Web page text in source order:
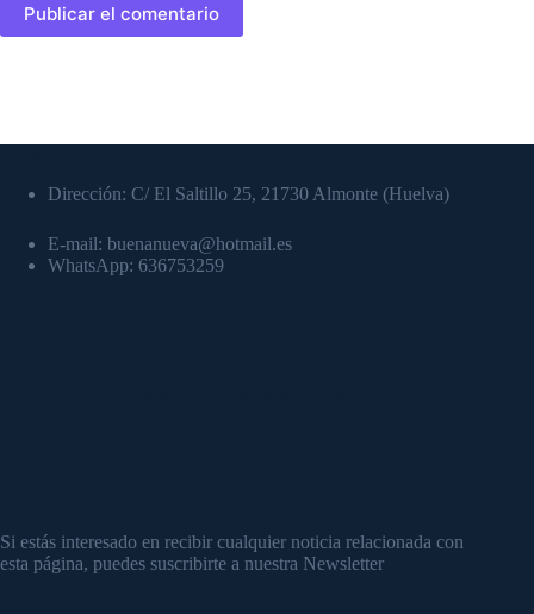
Publicar el comentario
Dirección: C/ El Saltillo 25, 21730 Almonte (Huelva)
E-mail: buenanueva@hotmail.es
WhatsApp: 636753259
Si estás interesado en recibir cualquier noticia relacionada con
esta página, puedes suscribirte a nuestra Newsletter